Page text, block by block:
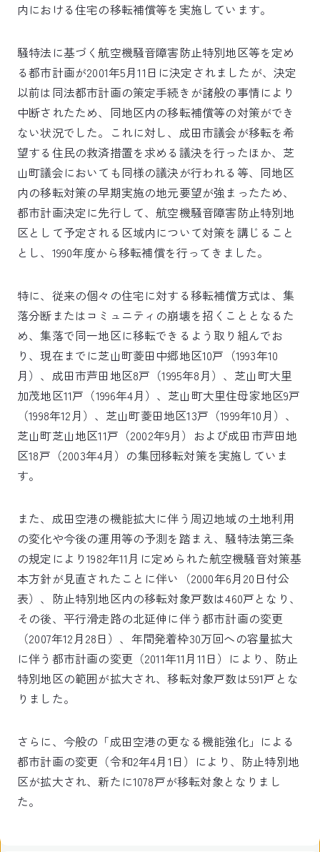
内における住宅の移転補償等を実施しています。
騒特法に基づく航空機騒音障害防止特別地区等を定め
る都市計画が2001年5月11日に決定されましたが、決定
以前は同法都市計画の策定手続きが諸般の事情により
中断されたため、同地区内の移転補償等の対策ができ
ない状況でした。これに対し、成田市議会が移転を希
望する住民の救済措置を求める議決を行ったほか、芝
山町議会においても同様の議決が行われる等、同地区
内の移転対策の早期実施の地元要望が強まったため、
都市計画決定に先行して、航空機騒音障害防止特別地
区として予定される区域内について対策を講じること
とし、1990年度から移転補償を行ってきました。
特に、従来の個々の住宅に対する移転補償方式は、集
落分断またはコミュニティの崩壊を招くこととなるた
め、集落で同一地区に移転できるよう取り組んでお
り、現在までに芝山町菱田中郷地区10戸（1993年10
月）、成田市芦田地区8戸（1995年8月）、芝山町大里
加茂地区11戸（1996年4月）、芝山町大里住母家地区9戸
（1998年12月）、芝山町菱田地区13戸（1999年10月）、
芝山町芝山地区11戸（2002年9月）および成田市芦田地
区18戸（2003年4月）の集団移転対策を実施していま
す。
また、成田空港の機能拡大に伴う周辺地域の土地利用
の変化や今後の運用等の予測を踏まえ、騒特法第三条
の規定により1982年11月に定められた航空機騒音対策基
本方針が見直されたことに伴い（2000年6月20日付公
表）、防止特別地区内の移転対象戸数は460戸となり、
その後、平行滑走路の北延伸に伴う都市計画の変更
（2007年12月28日）、年間発着枠30万回への容量拡大
に伴う都市計画の変更（2011年11月11日）により、防止
特別地区の範囲が拡大され、移転対象戸数は591戸とな
りました。
さらに、今般の「成田空港の更なる機能強化」による
都市計画の変更（令和2年4月1日）により、防止特別地
区が拡大され、新たに1078戸が移転対象となりまし
た。